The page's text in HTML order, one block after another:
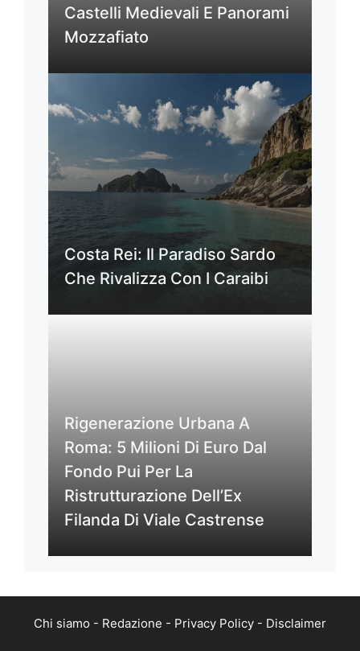
Castelli Medievali E Panorami
Mozzafiato
Costa Rei: Il Paradiso Sardo
Che Rivalizza Con I Caraibi
Rigenerazione Urbana A
Roma: 5 Milioni Di Euro Dal
Fondo Pui Per La
Ristrutturazione Dell’Ex
Filanda Di Viale Castrense
Chi siamo - Redazione - Privacy Policy - Disclaimer